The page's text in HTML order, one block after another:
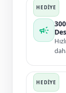
campaign